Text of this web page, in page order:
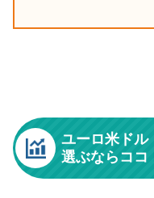
ユーロ米ドル
選ぶならココ